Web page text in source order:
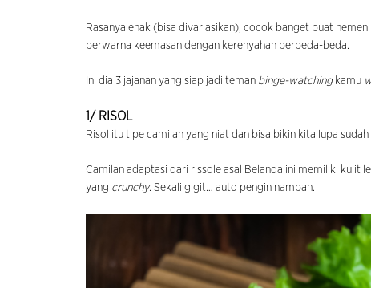
Rasanya enak (bisa divariasikan), cocok banget buat
berwarna keemasan dengan kerenyahan berbeda-beda.
Ini dia 3 jajanan yang siap jadi teman binge-watchingkamu
1/ RISOL
Risol itu tipe camilan yang niat dan bisa bikin kita lupa
Camilan adaptasi dari rissole asal Belanda ini memiliki kulit
yang crunchy. Sekali gigit… auto pengin nambah.